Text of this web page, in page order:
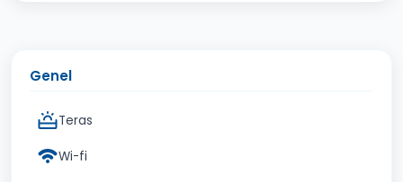
Genel
Teras
Wi-fi